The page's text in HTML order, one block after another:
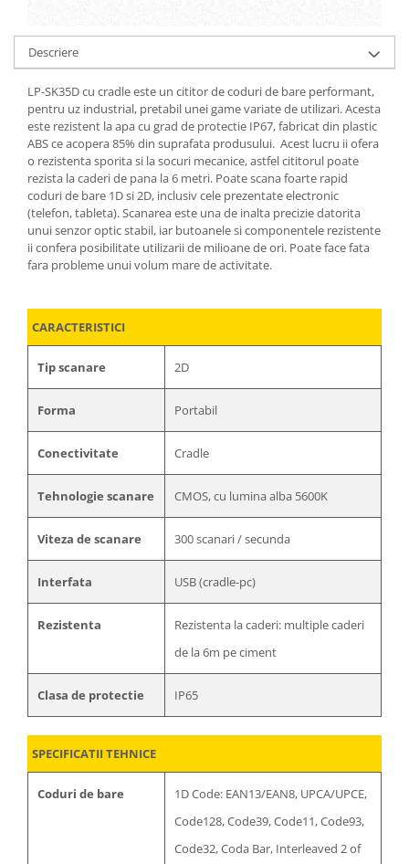
Descriere
LP-SK35D cu cradle este un cititor de coduri de bare performant,
pentru uz industrial, pretabil unei game variate de utilizari. Acesta
este rezistent la apa cu grad de protectie IP67, fabricat din plastic
ABS ce acopera 85% din suprafata produsului. Acest lucru ii ofera
o rezistenta sporita si la socuri mecanice, astfel cititorul poate
rezista la caderi de pana la 6 metri. Poate scana foarte rapid
coduri de bare 1D si 2D, inclusiv cele prezentate electronic
(telefon, tableta). Scanarea este una de inalta precizie datorita
unui senzor optic stabil, iar butoanele si componentele rezistente
ii confera posibilitate utilizarii de milioane de ori. Poate face fata
fara probleme unui volum mare de activitate.
CARACTERISTICI
Tip scanare 2D
Forma Portabil
Conectivitate Cradle
Tehnologie scanare CMOS, cu lumina alba 5600K
Viteza de scanare 300 scanari / secunda
Interfata USB (cradle-pc)
Rezistenta
Rezistenta la caderi: multiple caderi
de la 6m pe ciment
Clasa de protectie IP65
SPECIFICATII TEHNICE
Coduri de bare
1D Code: EAN13/EAN8, UPCA/UPCE,
Code128, Code39, Code11, Code93,
Code32, Coda Bar, Interleaved 2 of